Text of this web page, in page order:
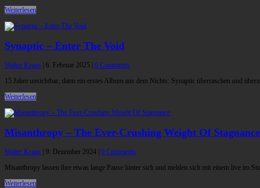
Weiterlesen
Synaptic – Enter The Void
Walter Kraus 6. Februar 2025
0 Comments
15 Jahre unsichtbar, dann ein erstes Album aus dem Nichts: Synaptic überraschen und
Weiterlesen
Misanthropy – The Ever-Crushing Weight Of Stagnance
Walter Kraus 9. Dezember 2024 0 Comments
Misanthropy lassen ihre etwas lange Pause hinter sich und melden sich mit einem live im
Weiterlesen